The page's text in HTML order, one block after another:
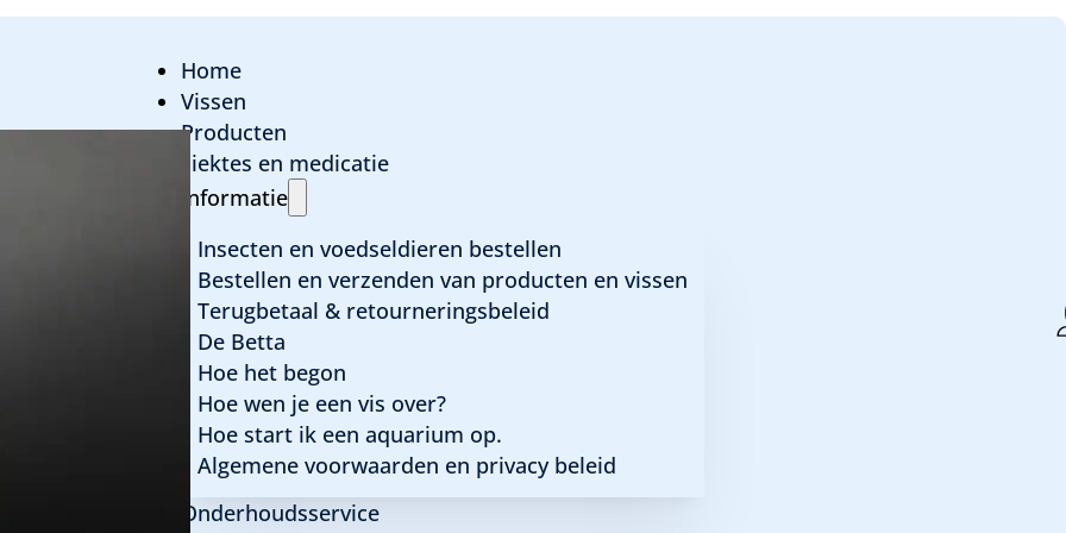
Home
Vissen
Producten
ziektes en medicatie
Informatie
Insecten en voedseldieren bestellen
Bestellen en verzenden van producten en vissen
Terugbetaal & retourneringsbeleid
De Betta
Hoe het begon
Hoe wen je een vis over?
Hoe start ik een aquarium op.
Algemene voorwaarden en privacy beleid
Onderhoudsservice
Easy-life Profito
23,95
Prijsklasse:
Inhoud
TOEVOEGEN